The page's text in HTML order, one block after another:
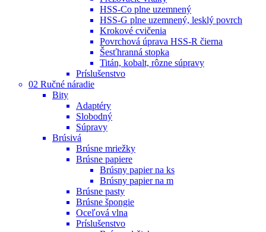
HSS-Co plne uzemnený
HSS-G plne uzemnený, lesklý povrch
Krokové cvičenia
Povrchová úprava HSS-R čierna
Šesťhranná stopka
Titán, kobalt, rôzne súpravy
Príslušenstvo
02 Ručné náradie
Bity
Adaptéry
Slobodný
Súpravy
Brúsivá
Brúsne mriežky
Brúsne papiere
Brúsny papier na ks
Brúsny papier na m
Brúsne pasty
Brúsne špongie
Oceľová vlna
Príslušenstvo